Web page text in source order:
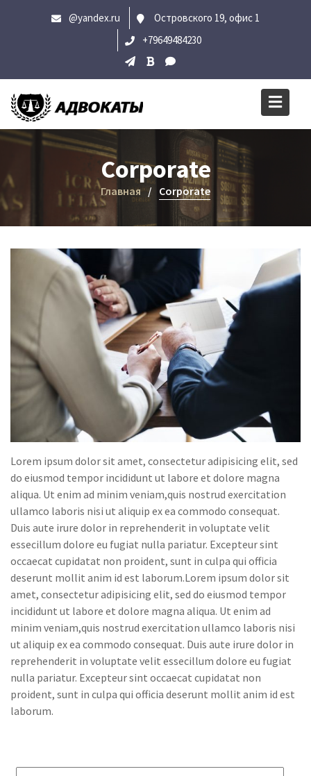
@yandex.ru
Островского 19, офис 1
+79649484230
Corporate
Главная Corporate
Lorem ipsum dolor sit amet, consectetur adipisicing elit, sed
do eiusmod tempor incididunt ut labore et dolore magna
aliqua. Ut enim ad minim veniam,quis nostrud exercitation
ullamco laboris nisi ut aliquip ex ea commodo consequat.
Duis aute irure dolor in reprehenderit in voluptate velit
essecillum dolore eu fugiat nulla pariatur. Excepteur sint
occaecat cupidatat non proident, sunt in culpa qui officia
deserunt mollit anim id est laborum.Lorem ipsum dolor sit
amet, consectetur adipisicing elit, sed do eiusmod tempor
incididunt ut labore et dolore magna aliqua. Ut enim ad
minim veniam,quis nostrud exercitation ullamco laboris nisi
ut aliquip ex ea commodo consequat. Duis aute irure dolor in
reprehenderit in voluptate velit essecillum dolore eu fugiat
nulla pariatur. Excepteur sint occaecat cupidatat non
proident, sunt in culpa qui officia deserunt mollit anim id est
laborum.